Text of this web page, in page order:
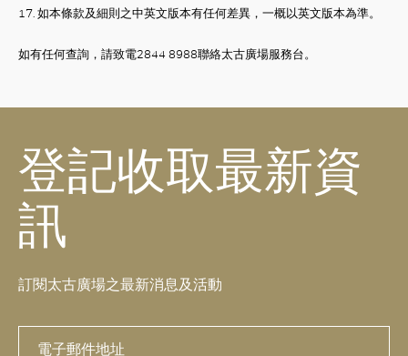
17. 如本條款及細則之中英文版本有任何差異，一概以英文版本為準。
如有任何查詢，請致電2844 8988聯絡太古廣場服務台。
登記收取最新資
訊
訂閱太古廣場之最新消息及活動